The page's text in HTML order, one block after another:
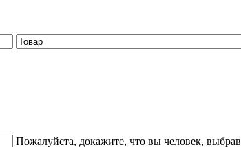
Пожалуйста, докажите, что вы человек, выбрав